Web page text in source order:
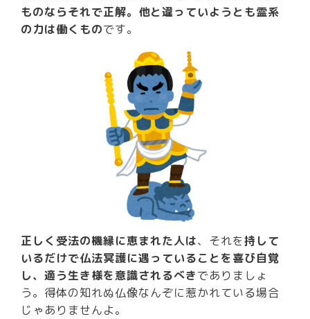
ものならそれで正解。他と違っていようとも霊系
の力は働くものです。
正しく受法の機縁に恵まれた人は、それを持して
いるだけで仏法冥護に遇っていることを喜び自覚
し、適う生き様を意識されるべきでありましょ
う。得体の知れぬ仏像なんぞに惹かれている場合
じゃありませんよ。